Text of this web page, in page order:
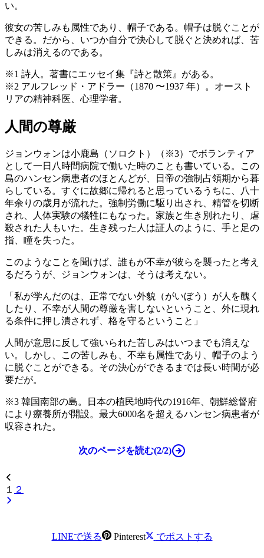
い。
彼女の苦しみも属性であり、帽子である。帽子は脱ぐことが
できる。だから、いつか自分で決心して脱ぐと決めれば、苦
しみは消えるのである。
※1 詩人。著書にエッセイ集『詩と散策』がある。
※2 アルフレッド・アドラー（1870 〜1937 年）。オースト
リアの精神科医、心理学者。
人間の尊厳
ジョンウォンは小鹿島（ ソロクト）（※3）でボランティア
として一日八時間病院で働いた時のことも書いている。この
島のハンセン病患者のほとんどが、日帝の強制占領期から暮
らしている。すぐに故郷に帰れると思っているうちに、八十
年余りの歳月が流れた。強制労働に駆り出され、精管を切断
され、人体実験の犠牲にもなった。家族と生き別れたり、虐
殺された人もいた。生き残った人は証人のように、手と足の
指、瞳を失った。
このようなことを聞けば、誰もが不幸が彼らを襲ったと考え
るだろうが、ジョンウォンは、そうは考えない。
「私が学んだのは、正常でない外貌（がいぼう）が人を醜く
したり、不幸が人間の尊厳を害しないということ、外に現れ
る条件に押し潰されず、格を守るということ」
人間が意思に反して強いられた苦しみはいつまでも消えな
い。しかし、この苦しみも、不幸も属性であり、帽子のよう
に脱ぐことができる。その決心ができるまでは長い時間が必
要だが。
※3 韓国南部の島。日本の植民地時代の1916年、朝鮮総督府
により療養所が開設。最大6000名を超えるハンセン病患者が
収容された。
次のページを読む(2/2)
１ ２
LINEで送る Pinterest でポストする